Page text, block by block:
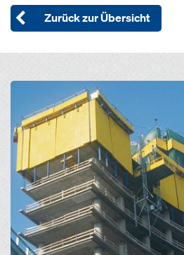
Zurück zur Übersicht
Open